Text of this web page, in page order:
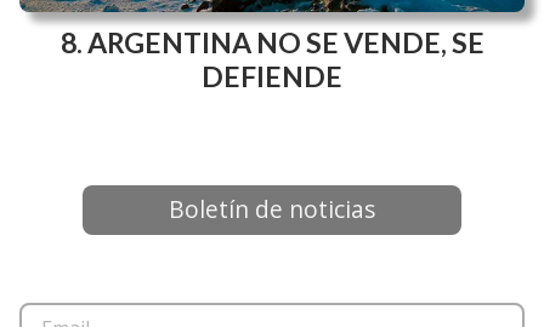
ARGENTINA NO SE VENDE, SE
DEFIENDE
Boletín de noticias